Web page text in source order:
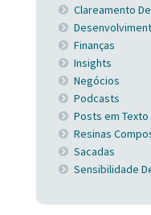
Clareamento
Finanças
Insights
Negócios
Podcasts
Posts em Texto
Resinas
Sacadas
Sensibilidade